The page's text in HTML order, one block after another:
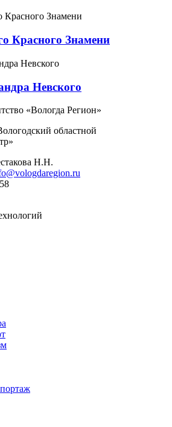
Красного Знамени
Невского
«Вологда Регион»
областной
Н.Н.